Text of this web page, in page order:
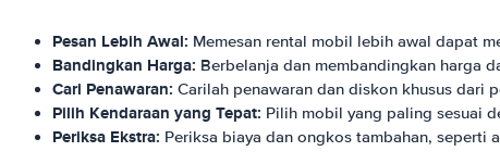
Pesan Lebih Awal: Memesan rental mobil lebih awal dapat
Bandingkan Harga: Berbelanja dan membandingkan harga
Cari Penawaran: Carilah penawaran dan diskon khusus dari
Pilih Kendaraan yang Tepat: Pilih mobil yang paling sesuai
Periksa Ekstra: Periksa biaya dan ongkos tambahan, seperti